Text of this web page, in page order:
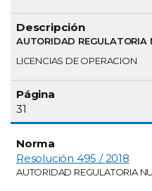
AUTORIDAD REGULATORIA
LICENCIAS DE OPERACION
31
Resolución 495 / 2018
AUTORIDAD REGULATORIA